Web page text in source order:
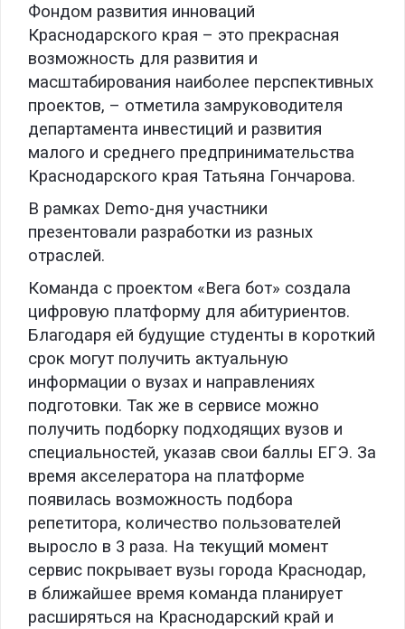
Фондом развития инноваций
Краснодарского края – это прекрасная
возможность для развития и
масштабирования наиболее перспективных
проектов, – отметила замруководителя
департамента инвестиций и развития
малого и среднего предпринимательства
Краснодарского края Татьяна Гончарова.
В рамках Demo-дня участники
презентовали разработки из разных
отраслей.
Команда с проектом «Вега бот» создала
цифровую платформу для абитуриентов.
Благодаря ей будущие студенты в короткий
срок могут получить актуальную
информации о вузах и направлениях
подготовки. Так же в сервисе можно
получить подборку подходящих вузов и
специальностей, указав свои баллы ЕГЭ. За
время акселератора на платформе
появилась возможность подбора
репетитора, количество пользователей
выросло в 3 раза. На текущий момент
сервис покрывает вузы города Краснодар,
в ближайшее время команда планирует
расширяться на Краснодарский край и